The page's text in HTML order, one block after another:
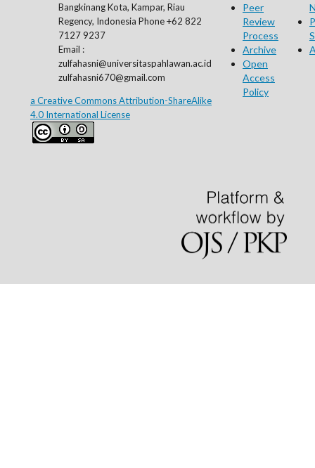
Bangkinang Kota, Kampar, Riau
Regency, Indonesia Phone +62 822
7127 9237
Email :
zulfahasni@universitaspahlawan.ac.id
zulfahasni670@gmail.com
a Creative Commons Attribution-ShareAlike
4.0 International License
Peer
Review
Process
Archive
Open
Access
Policy